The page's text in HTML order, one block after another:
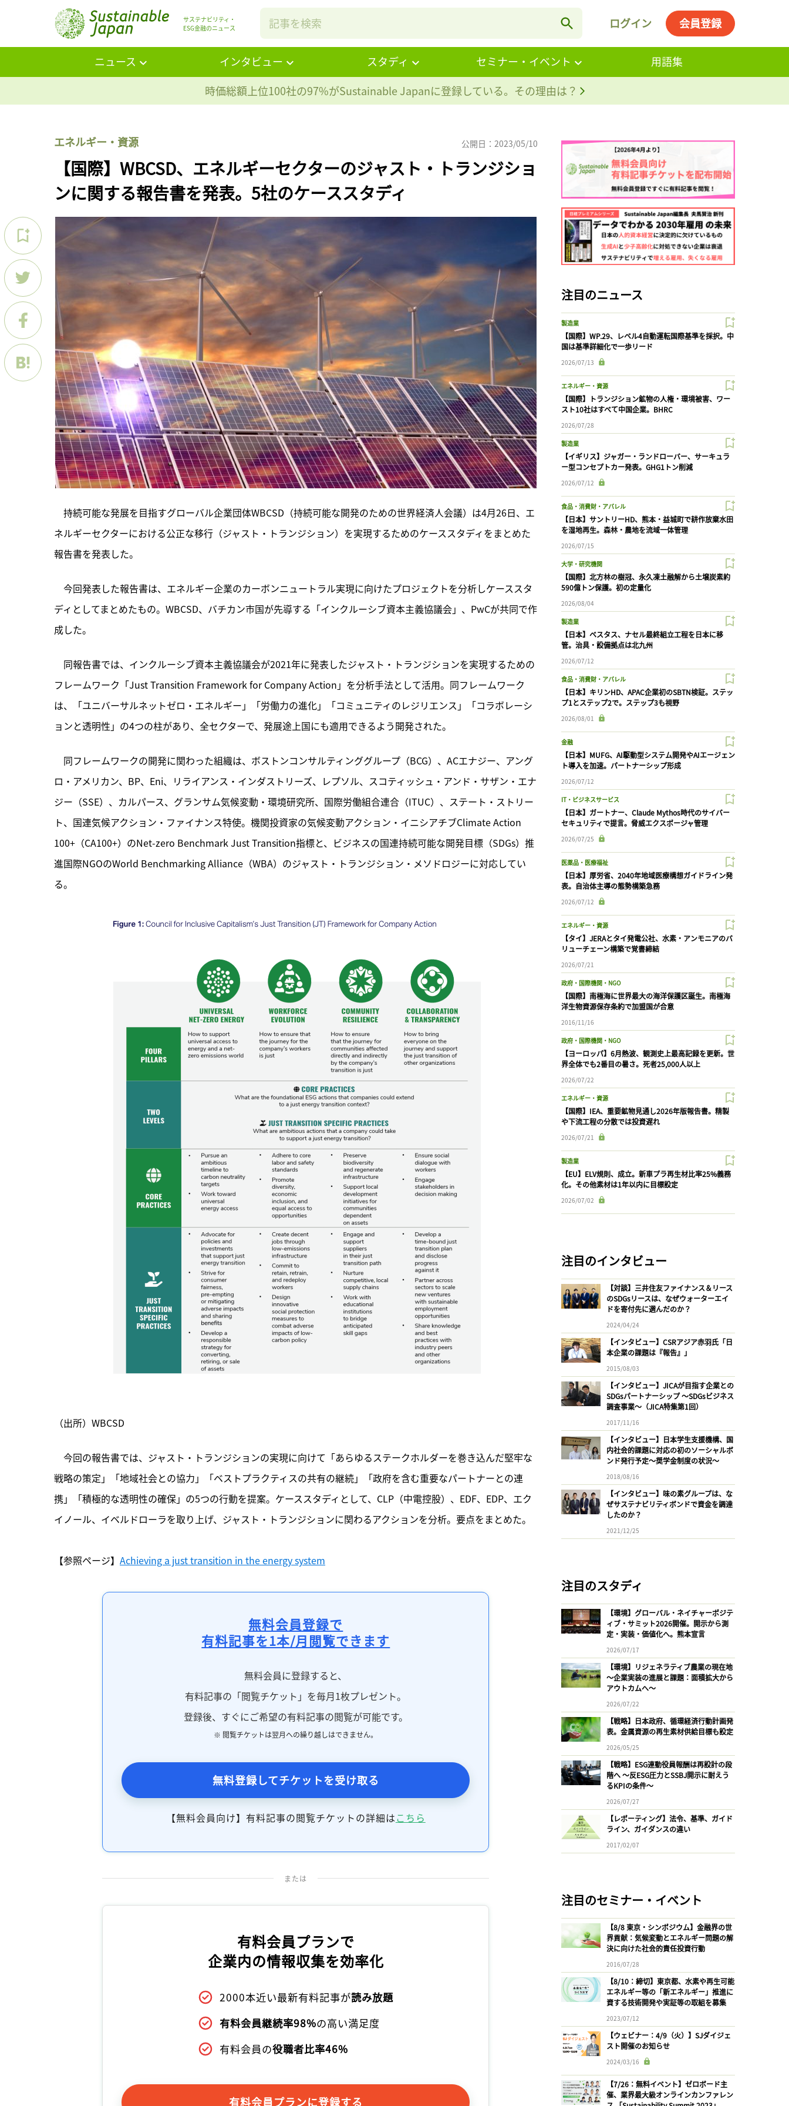
サステナビリティ・
ESG金融のニュース
ログイン 会員登録
ニュース インタビュー スタディ セミナー・イベント
用語集
時価総額上位100社の97%がSustainable Japanに登録している。その理由は？
エネルギー・資源 公開日：2023/05/10
【国際】WBCSD、エネルギーセクターのジャスト・トランジショ
ンに関する報告書を発表。5社のケーススタディ
持続可能な発展を目指すグローバル企業団体WBCSD（持続可能な開発のための世界経済人会議）は4月26日、エ
ネルギーセクターにおける公正な移行（ジャスト・トランジション）を実現するためのケーススタディをまとめた
報告書を発表した。
今回発表した報告書は、 エネルギー企業のカーボンニュートラル実現に向けたプロジェクトを分析しケーススタ
ディとしてまとめたもの。WBCSD、バチカン市国が先導する「インクルーシブ資本主義協議会」、PwCが共同で作
成した。
同報告書では、インクルーシブ資本主義協議会が2021年に発表したジャスト・トランジションを実現するための
フレームワーク「Just Transition Framework for Company Action」を分析手法として活用。同フレームワーク
は、「ユニバーサルネットゼロ・エネルギー」「労働力の進化」「コミュニティのレジリエンス」「コラボレーシ
ョンと透明性」の4つの柱があり、全セクターで、発展途上国にも適用できるよう開発された。
同フレームワークの開発に関わった組織は、ボストンコンサルティンググループ（BCG）、ACエナジー、アング
ロ・アメリカン、BP、Eni、リライアンス・インダストリーズ、レプソル、スコティッシュ・アンド・サザン・エナ
ジー（SSE）、カルパース、グランサム気候変動・環境研究所、国際労働組合連合（ITUC）、ステート・ストリー
ト、国連気候アクション・ファイナンス特使。機関投資家の気候変動アクション・イニシアチブClimate Action
100+（CA100+）のNet-zero Benchmark Just Transition指標と、ビジネスの国連持続可能な開発目標（SDGs）推
進国際NGOのWorld Benchmarking Alliance（WBA）のジャスト・トランジション・メソドロジーに対応してい
る。
（出所）WBCSD
今回の報告書では、ジャスト・トランジションの実現に向けて「あらゆるステークホルダーを巻き込んだ堅牢な
戦略の策定」「地域社会との協力」「ベストプラクティスの共有の継続」「政府を含む重要なパートナーとの連
携」「積極的な透明性の確保」の5つの行動を提案。ケーススタディとして、CLP（中電控股）、EDF、EDP、エク
イノール、イベルドローラを取り上げ、ジャスト・トランジションに関わるアクションを分析。要点をまとめた。
【参照ページ】 Achieving a just transition in the energy system
無料会員登録で
有料記事を1本/月閲覧できます
無料会員に登録すると、
有料記事の「閲覧チケット」を毎月1枚プレゼント。
登録後、すぐにご希望の有料記事の閲覧が可能です。
※ 閲覧チケットは翌月への繰り越しはできません。
無料登録してチケットを受け取る
【無料会員向け】有料記事の閲覧チケットの詳細はこちら
または
有料会員プランで
企業内の情報収集を効率化
2000本近い最新有料記事が読み放題
有料会員継続率98%の高い満足度
有料会員の役職者比率46%
有料会員プランに登録する
注目のニュース
製造業
【国際】WP.29、レベル4自動運転国際基準を採択。中
国は基準詳細化で一歩リード
2026/07/13
エネルギー・資源
【国際】トランジション鉱物の人権・環境被害、ワー
スト10社はすべて中国企業。BHRC
2026/07/28
製造業
【イギリス】ジャガー・ランドローバー、サーキュラ
ー型コンセプトカー発表。GHG1トン削減
2026/07/12
食品・消費財・アパレル
【日本】サントリーHD、熊本・益城町で耕作放棄水田
を湿地再生。森林・農地を流域一体管理
2026/07/15
大学・研究機関
【国際】北方林の樹冠、永久凍土融解から土壌炭素約
590億トン保護。初の定量化
2026/08/04
製造業
【日本】ベスタス、ナセル最終組立工程を日本に移
管。治具・設備拠点は北九州
2026/07/12
食品・消費財・アパレル
【日本】キリンHD、APAC企業初のSBTN検証。ステッ
プ1とステップ2で。ステップ3も視野
2026/08/01
金融
【日本】MUFG、AI駆動型システム開発やAIエージェン
ト導入を加速。パートナーシップ形成
2026/07/12
IT・ビジネスサービス
【日本】ガートナー、Claude Mythos時代のサイバー
セキュリティで提言。脅威エクスポージャ管理
2026/07/25
医薬品・医療福祉
【日本】厚労省、2040年地域医療構想ガイドライン発
表。自治体主導の態勢構築急務
2026/07/12
エネルギー・資源
【タイ】JERAとタイ発電公社、水素・アンモニアのバ
リューチェーン構築で覚書締結
2026/07/21
政府・国際機関・NGO
【国際】南極海に世界最大の海洋保護区誕生。南極海
洋生物資源保存条約で加盟国が合意
2016/11/16
政府・国際機関・NGO
【ヨーロッパ】6月熱波、観測史上最高記録を更新。世
界全体でも2番目の暑さ。死者25,000人以上
2026/07/22
エネルギー・資源
【国際】IEA、重要鉱物見通し2026年版報告書。精製
や下流工程の分散では投資遅れ
2026/07/21
製造業
【EU】ELV規則、成立。新車プラ再生材比率25%義務
化。その他素材は1年以内に目標設定
2026/07/02
注目のインタビュー
【対談】三井住友ファイナンス＆リース
のSDGsリースは、なぜウォーターエイ
ドを寄付先に選んだのか？
2024/04/24
【インタビュー】CSRアジア赤羽氏「日
本企業の課題は『報告』」
2015/08/03
【インタビュー】JICAが目指す企業との
SDGsパートナーシップ 〜SDGsビジネス
調査事業〜（JICA特集第1回）
2017/11/16
【インタビュー】日本学生支援機構、国
内社会的課題に対応の初のソーシャルボ
ンド発行予定〜奨学金制度の状況〜
2018/08/16
【インタビュー】味の素グループは、な
ぜサステナビリティボンドで資金を調達
したのか？
2021/12/25
注目のスタディ
【環境】グローバル・ネイチャーポジテ
ィブ・サミット2026開催。開示から測
定・実装・価値化へ。熊本宣言
2026/07/17
【環境】リジェネラティブ農業の現在地
〜企業実装の進展と課題：面積拡大から
アウトカムへ〜
2026/07/22
【戦略】日本政府、循環経済行動計画発
表。金属資源の再生素材供給目標も設定
2026/05/25
【戦略】ESG連動役員報酬は再設計の段
階へ 〜反ESG圧力とSSBJ開示に耐えう
るKPIの条件〜
2026/07/27
【レポーティング】法令、基準、ガイド
ライン、ガイダンスの違い
2017/02/07
注目のセミナー・イベント
【8/8 東京・シンポジウム】金融界の世
界貢献：気候変動とエネルギー問題の解
決に向けた社会的責任投資行動
2016/07/28
【8/10：締切】東京都、水素や再生可能
エネルギー等の「新エネルギー」推進に
資する技術開発や実証等の取組を募集
2023/07/12
【ウェビナー：4/9（火）】SJダイジェ
スト開催のお知らせ
2024/03/16
【7/26：無料イベント】ゼロボード主
催、業界最大級オンラインカンファレン
記事をお気に入りに保存するには
ログインが必要です